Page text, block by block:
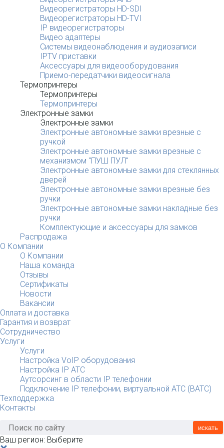
Видеорегистраторы HD-SDI
Видеорегистраторы HD-TVI
IP видеорегистраторы
Видео адаптеры
Системы видеонаблюдения и аудиозаписи
IPTV приставки
Аксессуары для видеооборудования
Приемо-передатчики видеосигнала
Термопринтеры
Термопринтеры
Термопринтеры
Электронные замки
Электронные замки
Электронные автономные замки врезные с
ручкой
Электронные автономные замки врезные с
механизмом "ПУШ ПУЛ"
Электронные автономные замки для стеклянных
дверей
Электронные автономные замки врезные без
ручки
Электронные автономные замки накладные без
ручки
Комплектующие и аксессуары для замков
Распродажа
О Компании
О Компании
Наша команда
Отзывы
Сертификаты
Новости
Вакансии
Оплата и доставка
Гарантия и возврат
Сотрудничество
Услуги
Услуги
Настройка VoIP оборудования
Настройка IP АТС
Аутсорсинг в области IP телефонии
Подключение IP телефонии, виртуальной АТС (ВАТС)
Техподдержка
Контакты
искать
Ваш регион: Выберите